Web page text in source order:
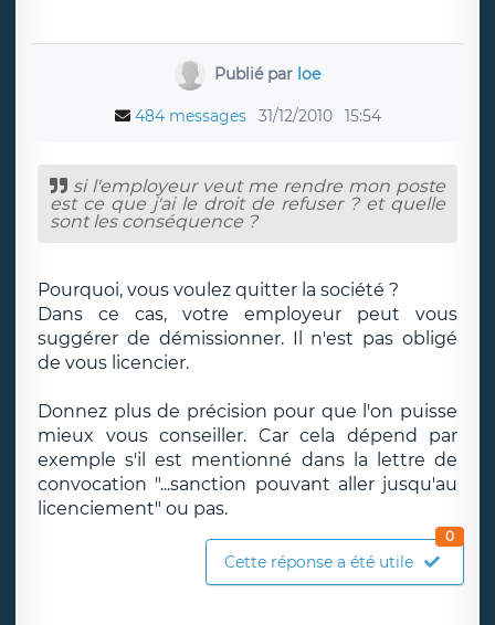
Publié par loe
484 messages 31/12/2010 15:54
si l'employeur veut me rendre mon poste
est ce que j'ai le droit de refuser ? et quelle
sont les conséquence ?
Pourquoi, vous voulez quitter la société ?
Dans ce cas, votre employeur peut vous
suggérer de démissionner. Il n'est pas obligé
de vous licencier.
Donnez plus de précision pour que l'on puisse
mieux vous conseiller. Car cela dépend par
exemple s'il est mentionné dans la lettre de
convocation "...sanction pouvant aller jusqu'au
licenciement" ou pas.
Cette réponse a été utile
0